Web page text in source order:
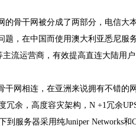
骨干网被分成了两部分，电信大
题，在中国而使用澳大利亚悉尼服
流运营商，有效提高直连大陆用户
网相连，在亚洲来说拥有不错的
余，高度容灾架构，N +1冗余
服务器采用纯Juniper Networks和